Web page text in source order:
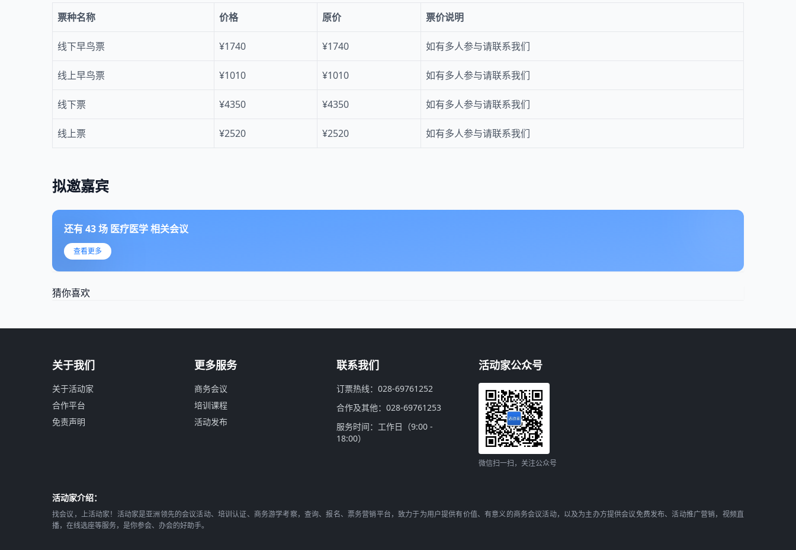
票种名称
价格 原价 票价说明
线下早鸟票 ¥1740 ¥1740 如有多人参与请联系我们
线上早鸟票 ¥1010 ¥1010 如有多人参与请联系我们
线下票 ¥4350 ¥4350 如有多人参与请联系我们
线上票 ¥2520 ¥2520 如有多人参与请联系我们
拟邀嘉宾
还有43场 医疗医学相关会议
查看更多
猜你喜欢
关于我们
关于活动家
合作平台
免责声明
更多服务
商务会议
培训课程
活动发布
联系我们
订票热线：028-69761252
合作及其他：028-69761253
服务时间：工作日（9:00 -
18:00）
活动家公众号
微信扫一扫，关注公众号
活动家介绍：
找会议，上活动家！活动家是亚洲领先的会议活动、培训认证、商务游学考察，查询、报名、票务营销平台，致力于为用户提供有价值、有意义的商务会议活动，以及为主办方提供会议免费发布、活动推广营销，视频直
播，在线选座等服务，是你参会、办会的好助手。